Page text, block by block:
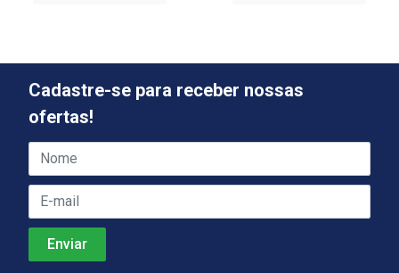
Cadastre-se para receber nossas
ofertas!